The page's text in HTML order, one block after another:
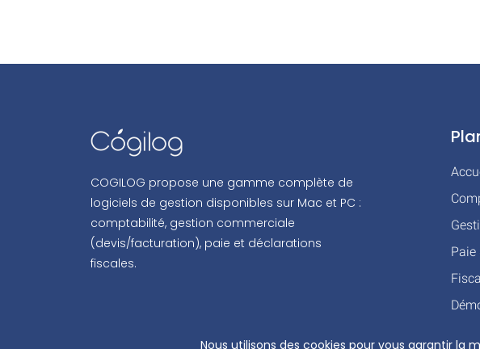
COGILOG propose une gamme complète de
logiciels de gestion disponibles sur Mac et PC :
comptabilité, gestion commerciale
(devis/facturation), paie et déclarations
fiscales.
Paie
COPYRIGHT © 2026 TOUS DROITS